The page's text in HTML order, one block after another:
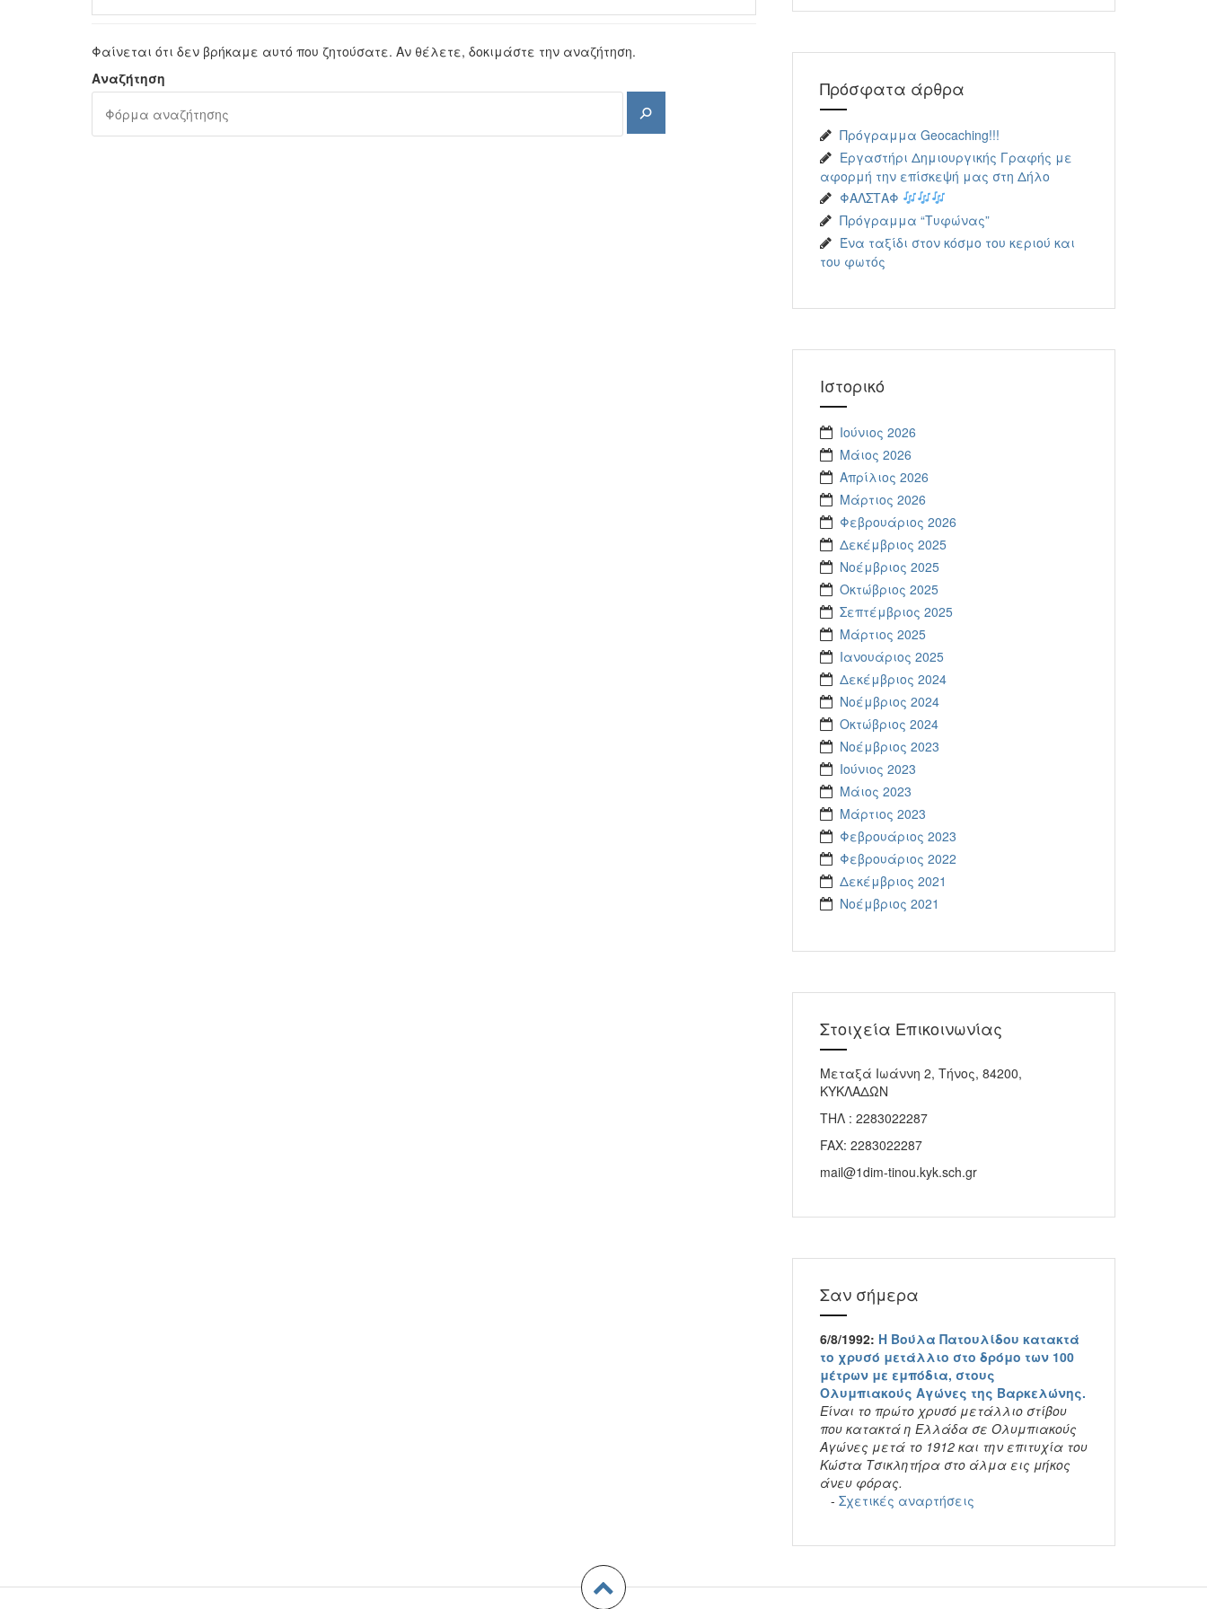
Φαίνεται ότι δεν βρήκαμε αυτό που ζητούσατε. Αν θέλετε, δοκιμάστε την αναζήτηση.
Αναζήτηση
Αναζήτηση
Πρόσφατα άρθρα
Πρόγραμμα Geocaching!!!
Εργαστήρι Δημιουργικής Γραφής με
αφορμή την επίσκεψή μας στη Δήλο
ΦΑΛΣΤΑΦ
Πρόγραμμα “Τυφώνας”
Ένα ταξίδι στον κόσμο του κεριού και
του φωτός
Ιστορικό
Ιούνιος 2026
Μάιος 2026
Απρίλιος 2026
Μάρτιος 2026
Φεβρουάριος 2026
Δεκέμβριος 2025
Νοέμβριος 2025
Οκτώβριος 2025
Σεπτέμβριος 2025
Μάρτιος 2025
Ιανουάριος 2025
Δεκέμβριος 2024
Νοέμβριος 2024
Οκτώβριος 2024
Νοέμβριος 2023
Ιούνιος 2023
Μάιος 2023
Μάρτιος 2023
Φεβρουάριος 2023
Φεβρουάριος 2022
Δεκέμβριος 2021
Νοέμβριος 2021
Στοιχεία Επικοινωνίας
Μεταξά Ιωάννη 2, Τήνος, 84200,
ΚΥΚΛΑΔΩΝ
ΤΗΛ : 2283022287
FAX: 2283022287
mail@1dim-tinou.kyk.sch.gr
Σαν σήμερα
6/8/1992: Η Βούλα Πατουλίδου κατακτά
το χρυσό μετάλλιο στο δρόμο των 100
μέτρων με εμπόδια, στους
Ολυμπιακούς Αγώνες της Βαρκελώνης.
Είναι το πρώτο χρυσό μετάλλιο στίβου
που κατακτά η Ελλάδα σε Ολυμπιακούς
Αγώνες μετά το 1912 και την επιτυχία του
Κώστα Τσικλητήρα στο άλμα εις μήκος
άνευ φόρας.
- Σχετικές αναρτήσεις